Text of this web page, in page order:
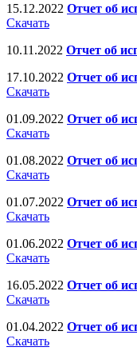
15.12.2022 Отчет об
Скачать
10.11.2022 Отчет об
17.10.2022 Отчет об
Скачать
01.09.2022 Отчет об
Скачать
01.08.2022 Отчет об
Скачать
01.07.2022 Отчет об
Скачать
01.06.2022 Отчет об
Скачать
16.05.2022 Отчет об
Скачать
01.04.2022 Отчет об
Скачать